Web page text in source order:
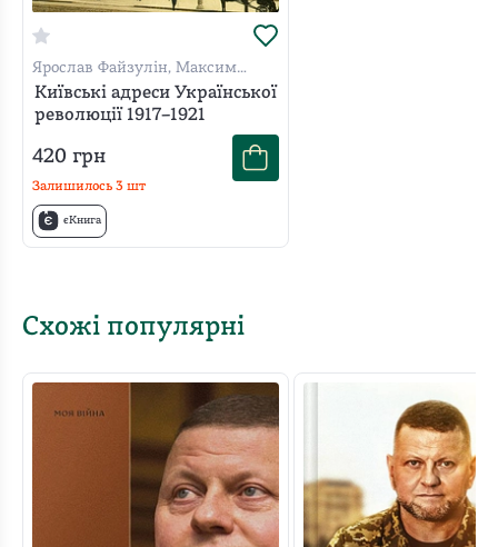
Ярослав Файзулін, Максим
Майоров, Олександр Кучерук
Київські адреси Української
революції 1917–1921
420 грн
Залишилось 3 шт
єКнига
Схожі популярні